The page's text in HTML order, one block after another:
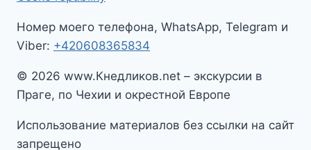
Номер моего телефона, WhatsApp, Telegram и
Viber: +420608365834
© 2026 www.Кнедликов.net – экскурсии в
Праге, по Чехии и окрестной Европе
Использование материалов без ссылки на сайт
запрещено